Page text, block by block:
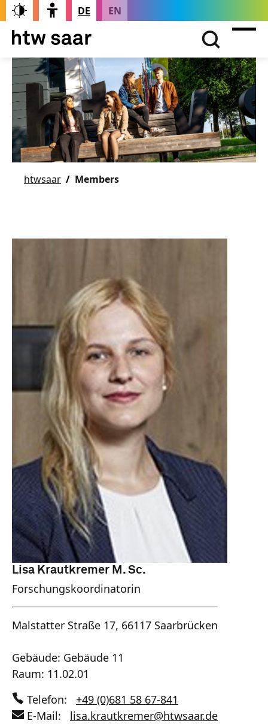
DE EN
htwsaar Members
Lisa Krautkremer M. Sc.
Forschungskoordinatorin
Malstatter Straße 17, 66117 Saarbrücken
Gebäude: Gebäude 11
Raum: 11.02.01
Telefon:
+49 (0)681 58 67-841
E-Mail:
lisa.krautkremer@htwsaar.de